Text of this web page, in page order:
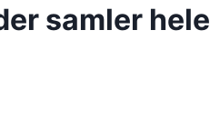
samler hele